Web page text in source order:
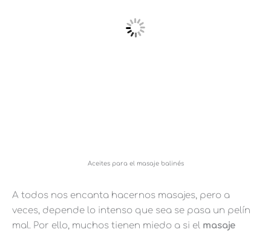
Aceites para el masaje balinés
A todos nos encanta hacernos masajes, pero a
veces, depende lo intenso que sea se pasa un pelín
mal. Por ello, muchos tienen miedo a si el masaje